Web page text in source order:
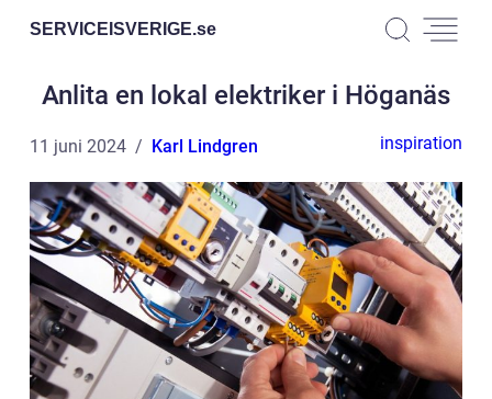
SERVICEISVERIGE.se
Anlita en lokal elektriker i Höganäs
11 juni 2024 Karl Lindgren inspiration